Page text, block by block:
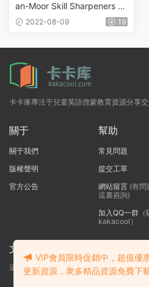
an-Moor Skill Sharpeners 》
數學/寫作/閱讀/批判思維/科
2022-08-09 19
卡卡庫專注于兒童英語啓蒙教育資源分享交
關于
關于我們
版權聲明
官方公告
幫助
常見問題
提交工單
網站留言(有問
這裏咨詢)
加入QQ一群（
kakacool）
文本标題
這裏輸入代碼
VIP會員限時促銷中，超值優
更新資源，衆多精品資源免費下